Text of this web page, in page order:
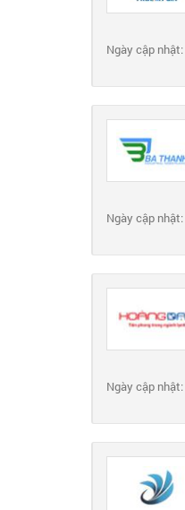
Ngày cập nhật:
Ngày cập nhật:
Ngày cập nhật: